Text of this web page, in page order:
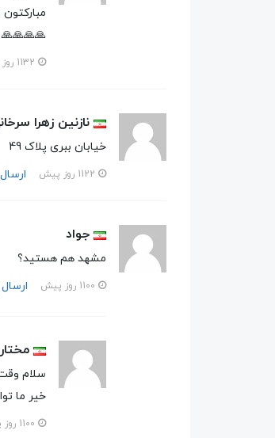
🙏🙏🙏🙏
نازنین زهرا
خیابان ببری پلاک 49
جواد
مشهد هم هستید؟
سلام
خیر ما